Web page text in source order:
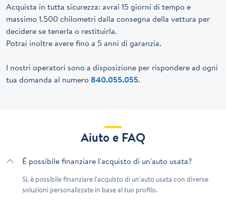
Acquista in tutta sicurezza: avrai 15 giorni di tempo e
massimo 1.500 chilometri dalla consegna della vettura per
decidere se tenerla o restituirla.
Potrai inoltre avere fino a 5 anni di garanzia.
I nostri operatori sono a disposizione per rispondere ad ogni
tua domanda al numero 840.055.055.
Aiuto e FAQ
È possibile finanziare l'acquisto di un'auto usata?
Sì, è possibile finanziare l'acquisto di un'auto usata con diverse
soluzioni personalizzate in base al tuo profilo.